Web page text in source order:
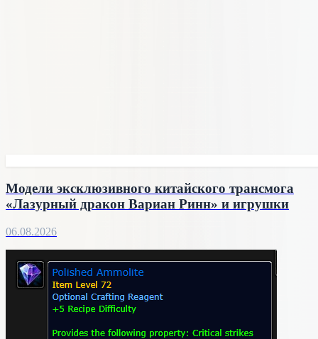
Модели эксклюзивного китайского трансмога
«Лазурный дракон Вариан Ринн» и игрушки
06.08.2026